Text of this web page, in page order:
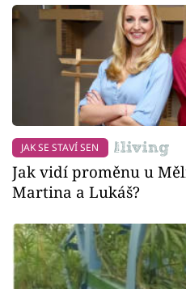
JAK SE STAVÍ SEN
Jak vidí proměnu u
Martina a Lukáš?